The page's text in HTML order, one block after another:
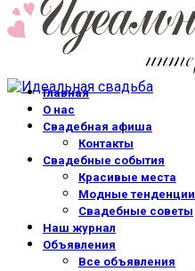
Главная
О нас
Свадебная афиша
Контакты
Свадебные события
Красивые места
Модные тенденции
Свадебные советы
Наш журнал
Объявления
Все объявления